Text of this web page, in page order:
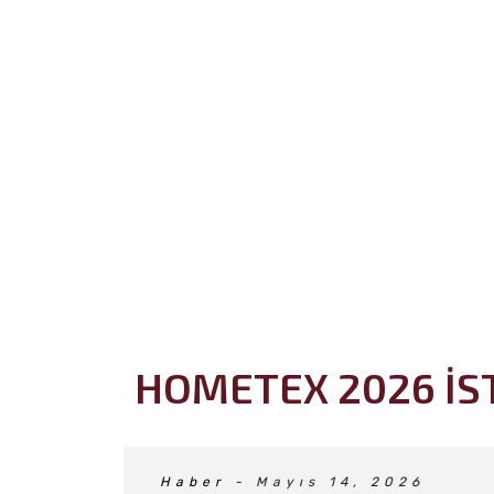
HOMETEX 2026
Haber - Mayıs 14, 2026